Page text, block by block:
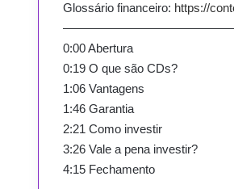
Glossário financeiro: https://
0:00 Abertura
0:19 O que são CDs?
1:06 Vantagens
1:46 Garantia
2:21 Como investir
3:26 Vale a pena investir?
4:15 Fechamento